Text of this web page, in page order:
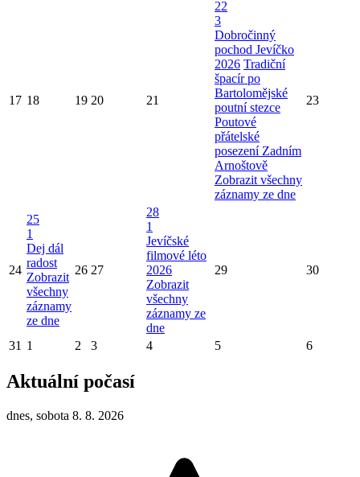
17 18 19 20 21
22
3
Dobročinný
pochod Jevíčko
2026 Tradiční
špacír po
Bartolomějské
poutní stezce
Poutové
přátelské
posezení Zadním
Arnoštově
Zobrazit všechny
záznamy ze dne
23
24
25
1
Dej dál
radost
Zobrazit
všechny
záznamy
ze dne
26 27
28
1
Jevíčské
filmové léto
2026
Zobrazit
všechny
záznamy ze
dne
29 30
31 1 2 3 4 5 6
Aktuální počasí
dnes, sobota 8. 8. 2026